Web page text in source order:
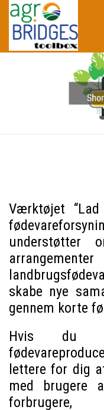
Værktøjet
understøtter
skabe nye
gennem korte
Hvis du
lettere for dig
med brugere
forbrugere,